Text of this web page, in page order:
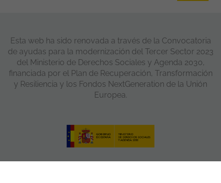
Esta web ha sido renovada a través de la Convocatoria
de ayudas para la modernización del Tercer Sector 2023
del Ministerio de Derechos Sociales y Agenda 2030,
financiada por el Plan de Recuperación, Transformación
y Resiliencia y los Fondos NextGeneration de la Unión
Europea.